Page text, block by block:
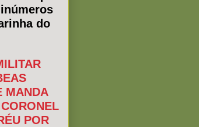
do
MANDA
POR